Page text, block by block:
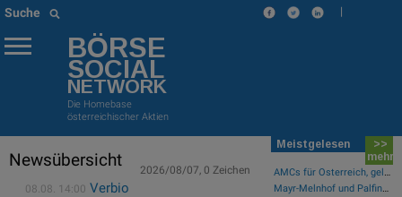
Suche |
BÖRSE
SOCIAL
NETWORK
Die Homebase
österreichischer Aktien
Newsübersicht
08.08. 14:00 Verbio
2026/08/07, 0 Zeichen
Meistgelesen
>>
mehr
AMCs für Österreich, gelistet an der Wiener Börse
Mayr-Melnhof und Palfinger vs. RHI und Andritz – kommentierter KW 32 Peer Group Watch Zykliker Österreich